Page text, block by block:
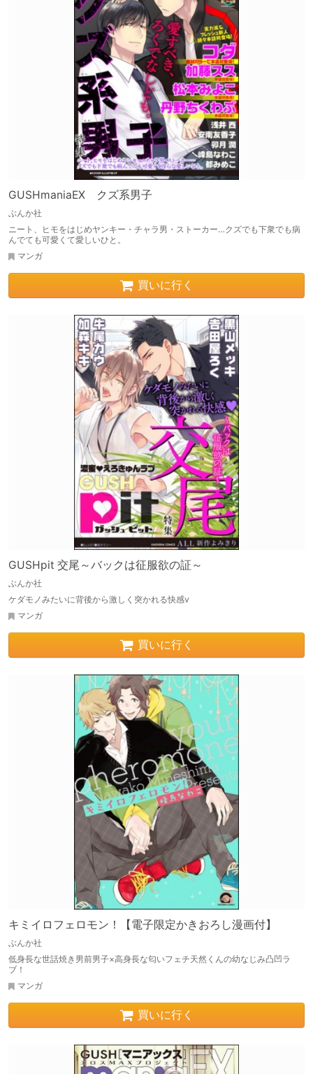
GUSHmaniaEX クズ系男子
ぶんか社
ニート、ヒモをはじめヤンキー・チャラ男・ストーカー…クズでも下衆でも病
んでても可愛くて愛しいひと。
マンガ
買いに行く
GUSHpit 交尾～バックは征服欲の証～
ぶんか社
ケダモノみたいに背後から激しく突かれる快感v
マンガ
買いに行く
キミイロフェロモン！【電子限定かきおろし漫画付】
ぶんか社
低身長な世話焼き男前男子×高身長な匂いフェチ天然くんの幼なじみ凸凹ラ
ブ！
マンガ
買いに行く